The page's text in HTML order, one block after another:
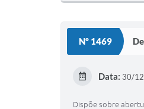
Nº 1469
Data: 30/
Dispõe sobre